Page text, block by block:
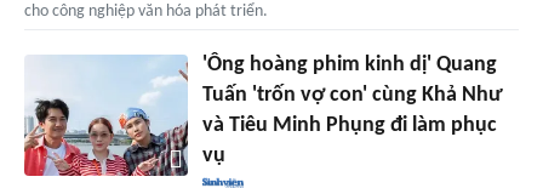
cho công nghiệp văn hóa phát triển.
'Ông hoàng phim kinh dị' Quang
Tuấn 'trốn vợ con' cùng Khả Như
và Tiêu Minh Phụng đi làm phục
vụ